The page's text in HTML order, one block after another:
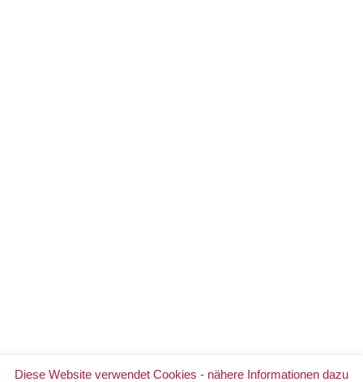
Diese Website verwendet Cookies - nähere Informationen dazu